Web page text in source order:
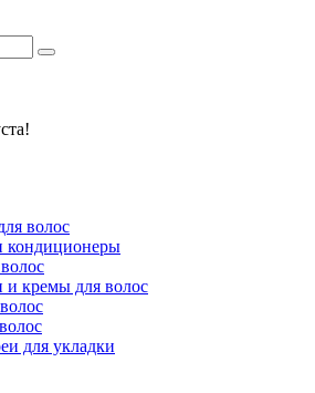
волос
кондиционеры
и кремы для волос
для укладки